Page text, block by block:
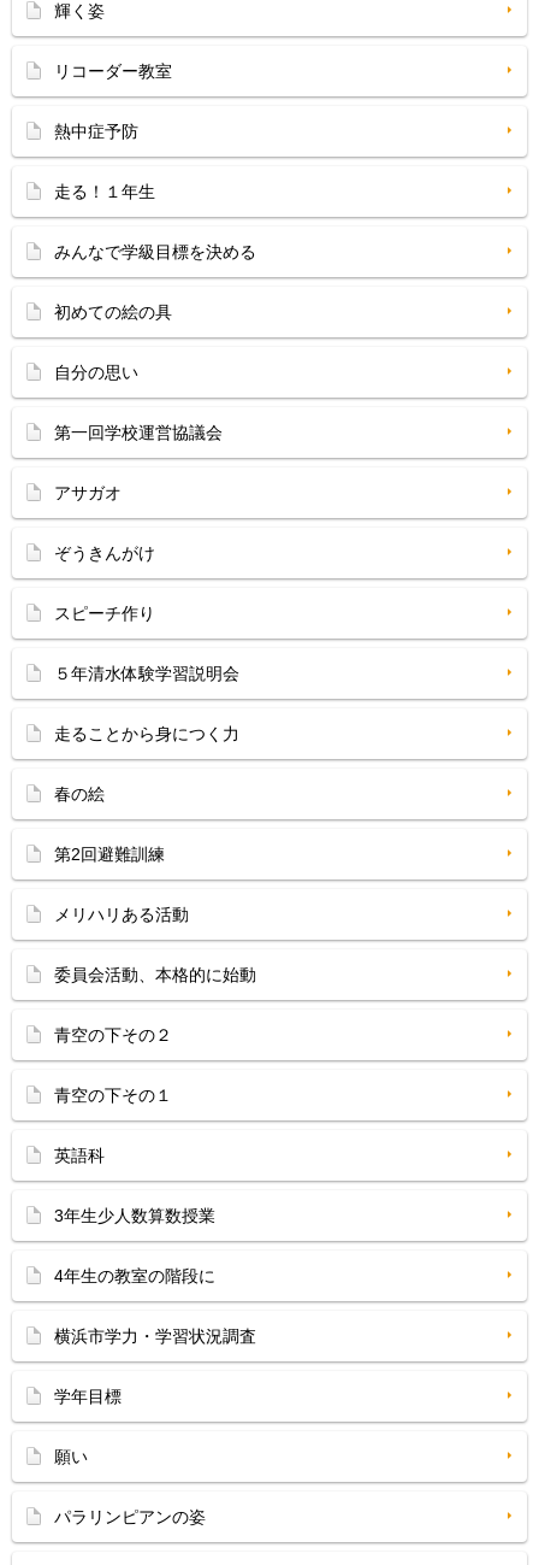
輝く姿
リコーダー教室
熱中症予防
走る！１年生
みんなで学級目標を決める
初めての絵の具
自分の思い
第一回学校運営協議会
アサガオ
ぞうきんがけ
スピーチ作り
５年清水体験学習説明会
走ることから身につく力
春の絵
第2回避難訓練
メリハリある活動
委員会活動、本格的に始動
青空の下その２
青空の下その１
英語科
3年生少人数算数授業
4年生の教室の階段に
横浜市学力・学習状況調査
学年目標
願い
パラリンピアンの姿